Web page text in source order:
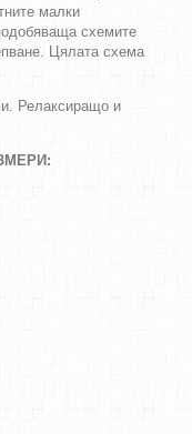
малки
схемите
Цялата схема
Релаксиращо и